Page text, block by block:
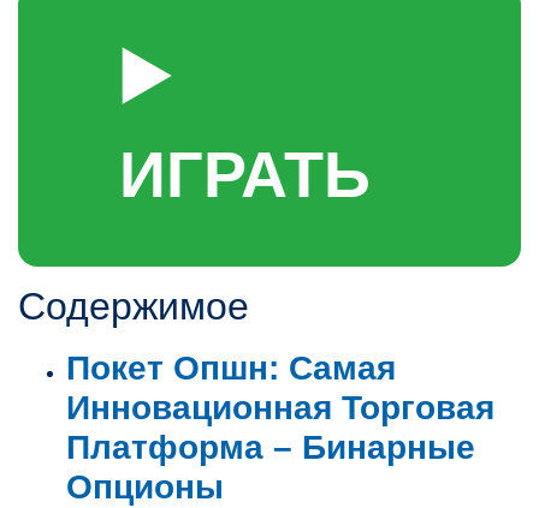
▶️
ИГРАТЬ
Содержимое
Покет Опшн: Самая
Инновационная Торговая
Платформа – Бинарные
Опционы